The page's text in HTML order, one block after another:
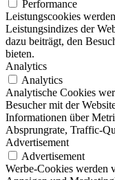
Performance
Leistungscookies
Leistungsindizes der
dazu beiträgt, den
bieten.
Analytics
Analytics
Analytische Cookies
Besucher mit der
Informationen über
Absprungrate, Traffic-
Advertisement
Advertisement
Werbe-Cookies werden